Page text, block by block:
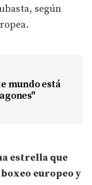
según
mundo está
estrella que
europeo y